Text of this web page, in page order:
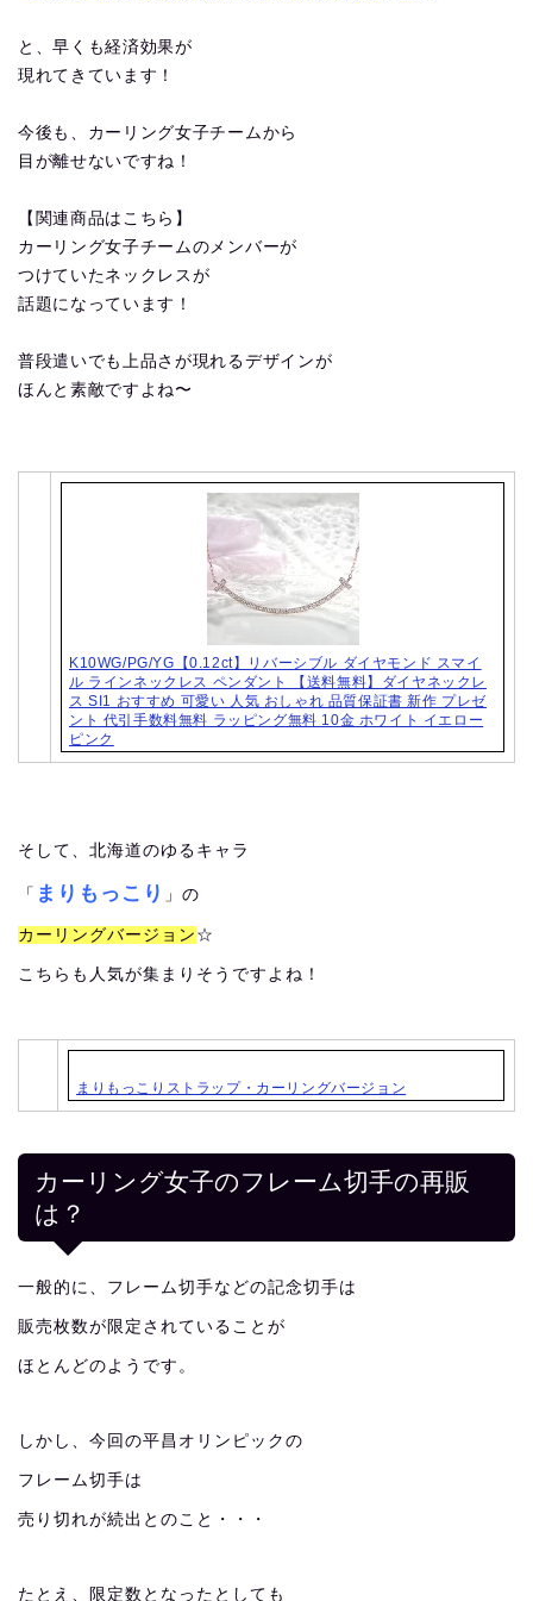
と、早くも経済効果が
現れてきています！
今後も、カーリング女子チームから
目が離せないですね！
【関連商品はこちら】
カーリング女子チームのメンバーが
つけていたネックレスが
話題になっています！
普段遣いでも上品さが現れるデザインが
ほんと素敵ですよね〜
K10WG/PG/YG【0.12ct】リバーシブル ダイヤモンド スマイ
ル ラインネックレス ペンダント 【送料無料】ダイヤネックレ
ス SI1 おすすめ 可愛い 人気 おしゃれ 品質保証書 新作 プレゼ
ント 代引手数料無料 ラッピング無料 10金 ホワイト イエロー
ピンク
そして、北海道のゆるキャラ
「 まりもっこり 」の
カーリングバージョン ☆
こちらも人気が集まりそうですよね！
まりもっこりストラップ・カーリングバージョン
カーリング女子のフレーム切手の再販
は？
一般的に、フレーム切手などの記念切手は
販売枚数が限定されていることが
ほとんどのようです。
しかし、今回の平昌オリンピックの
フレーム切手は
売り切れが続出とのこと・・・
たとえ、限定数となったとしても